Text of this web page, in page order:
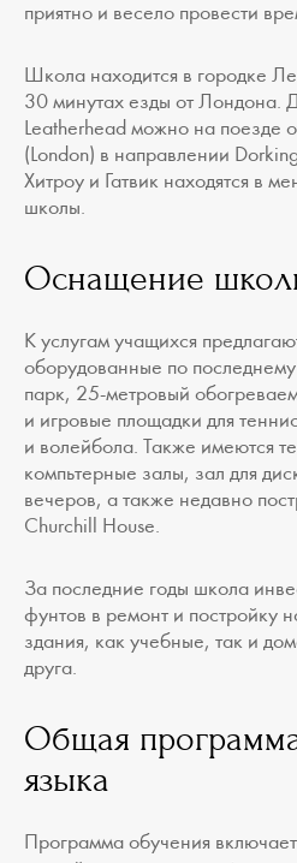
приятно и весело провести
Школа находится в городке
30 минутах езды от Лондона.
Leatherhead можно на поезде
(London) в направлении
Хитроу и Гатвик находятся в
школы.
Оснащение
К услугам учащихся
оборудованные по
парк, 25-метровый
и игровые площадки для
и волейбола. Также имеются
компьтерные залы, зал для
вечеров, а также недавно
Churchill House.
За последние годы школа
фунтов в ремонт и постройку
здания, как учебные, так и
друга.
Общая
языка
Программа обучения